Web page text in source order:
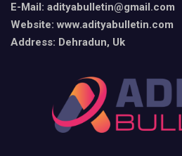
E-Mail: adityabulletin@gmail.com
Website: www.adityabulletin.com
Address: Dehradun, Uk